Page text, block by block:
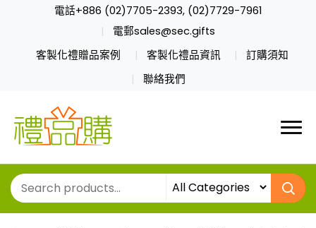
電話+886 (02)7705-2393, (02)7729-7961
電郵sales@sec.gifts
客製化禮贈品案例
客製化禮品資訊
訂購須知
聯絡我們